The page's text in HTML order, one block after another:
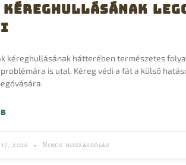
kéreghullásának
kéreghullásának hátterében természetes
is utal. Kéreg védi a fát a külső
2026 Nincs hozzászólás